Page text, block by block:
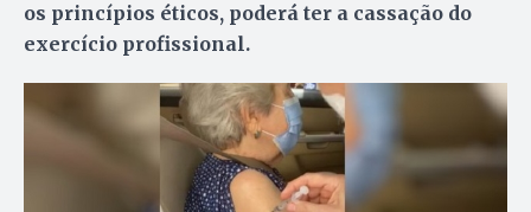
os princípios éticos, poderá ter a cassação do
exercício profissional.